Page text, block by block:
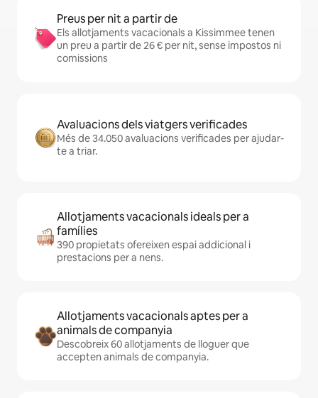
Preus per nit a partir de
Els allotjaments vacacionals a Kissimmee tenen
un preu a partir de 26 € per nit, sense impostos ni
comissions
Avaluacions dels viatgers verificades
Més de 34.050 avaluacions verificades per ajudar-
te a triar.
Allotjaments vacacionals ideals per a
famílies
390 propietats ofereixen espai addicional i
prestacions per a nens.
Allotjaments vacacionals aptes per a
animals de companyia
Descobreix 60 allotjaments de lloguer que
accepten animals de companyia.